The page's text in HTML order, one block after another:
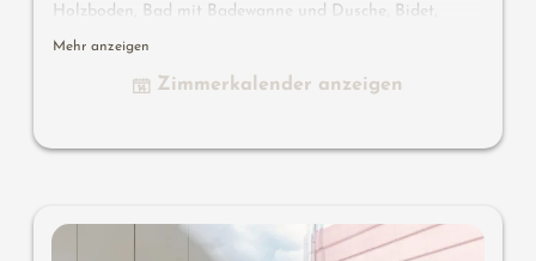
Holzboden, Bad mit Badewanne und Dusche, Bidet,
separates WC, Flat-TV, gratis W-Lan, Minibar, Safe,
Wissenswertes: Klimaanlage und Boxspringmatratzen
Mehr anzeigen
Zimmerkalender anzeigen